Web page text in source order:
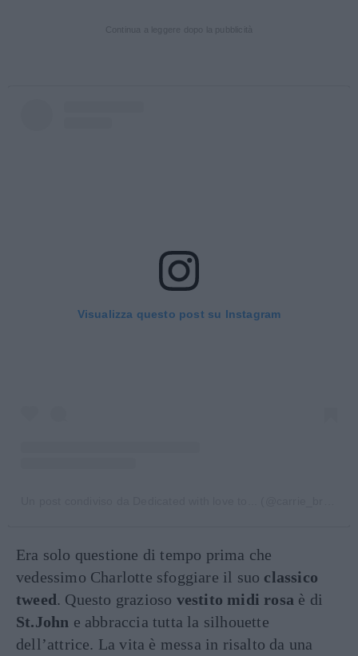
Visualizza questo post su Instagram
Era solo questione di tempo prima che
vedessimo Charlotte sfoggiare il suo classico
tweed. Questo grazioso vestito midi rosa è di
St.John e abbraccia tutta la silhouette
dell’attrice. La vita è messa in risalto da una